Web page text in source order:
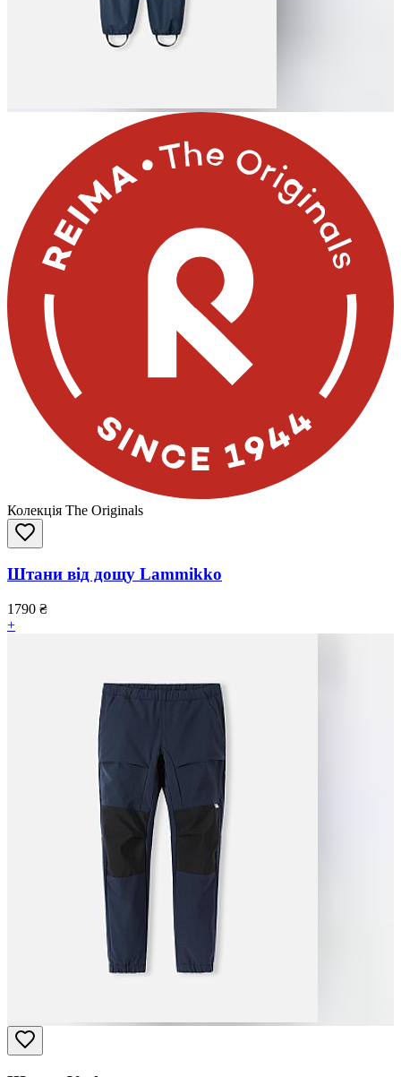
Колекція The Originals
Штани від дощу Lammikko
1790 ₴
+